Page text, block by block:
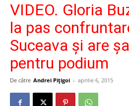
VIDEO. Gloria
la pas
Suceava şi are
pentru podium
De către Andrei Pițigoi - aprilie 6, 2015